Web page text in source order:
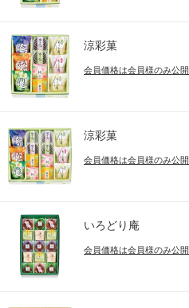
涼彩菓
会員価格は会員様のみ公開
涼彩菓
会員価格は会員様のみ公開
いろどり庵
会員価格は会員様のみ公開